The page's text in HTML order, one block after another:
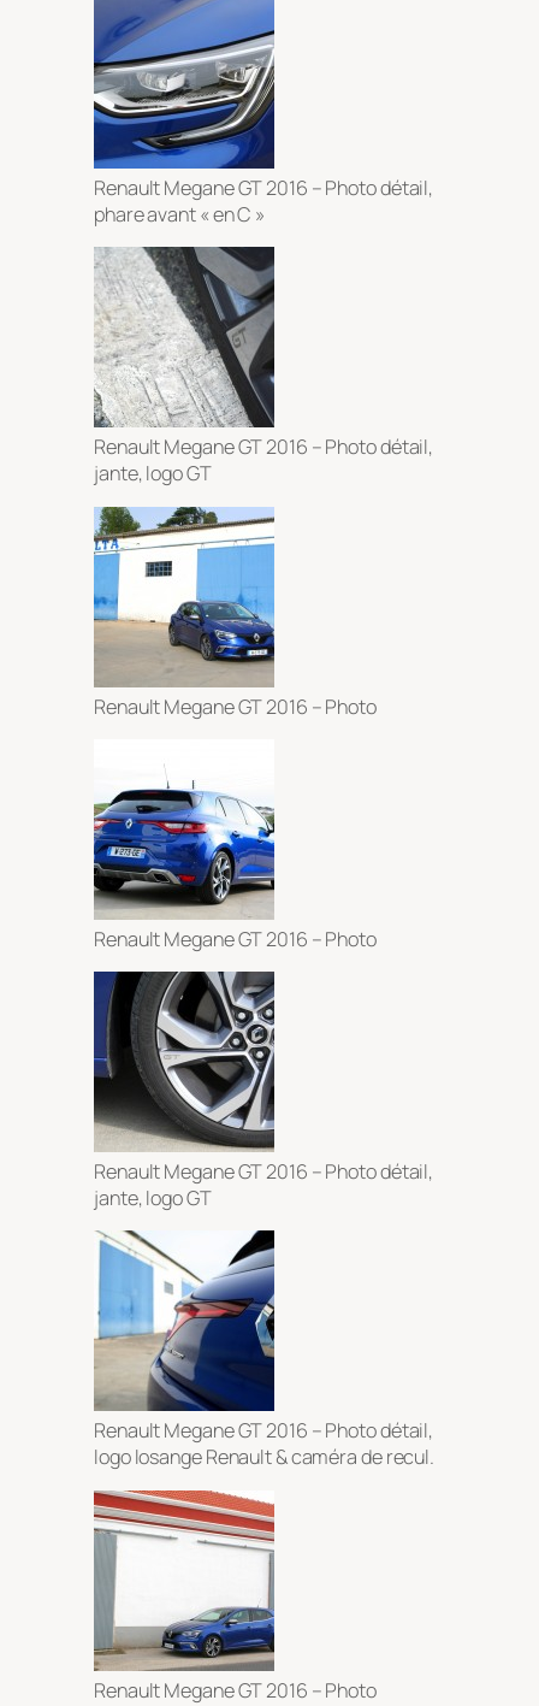
Renault Megane GT 2016 – Photo détail,
phare avant « en C »
Renault Megane GT 2016 – Photo détail,
jante, logo GT
Renault Megane GT 2016 – Photo
Renault Megane GT 2016 – Photo
Renault Megane GT 2016 – Photo détail,
jante, logo GT
Renault Megane GT 2016 – Photo détail,
logo losange Renault & caméra de recul.
Renault Megane GT 2016 – Photo